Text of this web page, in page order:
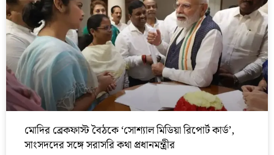
মোদির ব্রেকফাস্ট বৈঠকে ‘সোশ্যাল মিডিয়া রিপোর্ট কার্ড’,
সাংসদদের সঙ্গে সরাসরি কথা প্রধানমন্ত্রীর